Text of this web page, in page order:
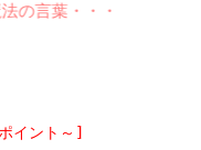
葉・・・・・あなたの心
イント～]